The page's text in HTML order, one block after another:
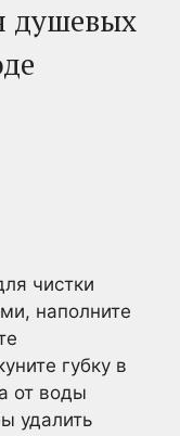
душевых
чистки
наполните
губку в
от воды
удалить